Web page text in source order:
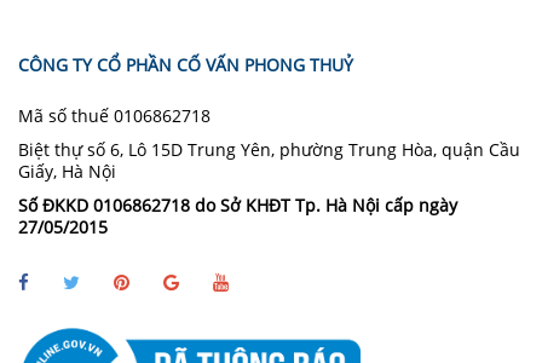
CÔNG TY CỔ PHẦN CỐ VẤN PHONG THUỶ
Mã số thuế 0106862718
Biệt thự số 6, Lô 15D Trung Yên, phường Trung Hòa, quận Cầu
Giấy, Hà Nội
Số ĐKKD 0106862718 do Sở KHĐT Tp. Hà Nội cấp ngày
27/05/2015